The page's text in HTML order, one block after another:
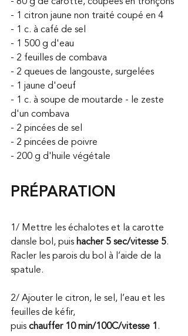
- 80 g de carotte, coupées en tronçons
- 1 citron jaune non traité coupé en 4
- 1 c. à café de sel
- 1 500 g d'eau
- 2 feuilles de combava
- 2 queues de langouste, surgelées
- 1 jaune d'oeuf
- 1 c. à soupe de moutarde - le zeste
d'un combava
- 2 pincées de sel
- 2 pincées de poivre
- 200 g d'huile végétale
PRÉPARATION
1/ Mettre les échalotes et la carotte
dansle bol, puis hacher 5 sec/vitesse 5.
Racler les parois du bol à l’aide de la
spatule.
2/ Ajouter le citron, le sel, l’eau et les
feuilles de kéfir,
puis chauffer 10 min/100C/vitesse 1 .